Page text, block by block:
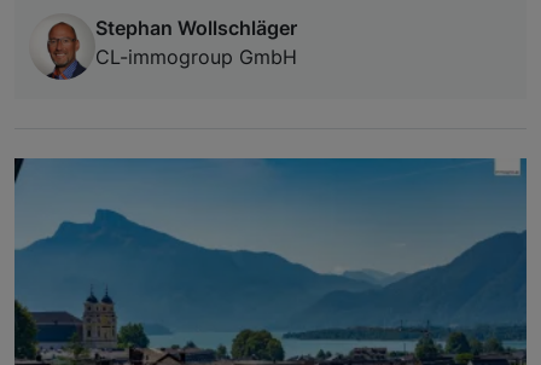
Stephan Wollschläger
CL-immogroup GmbH